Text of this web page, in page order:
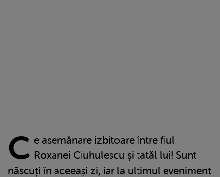
C e asemănare izbitoare între fiul
Roxanei Ciuhulescu și tatăl lui! Sunt
născuți în aceeași zi, iar la ultimul eveniment